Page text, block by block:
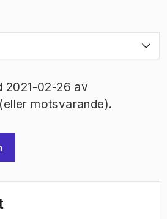
2021-02-26 av
motsvarande).